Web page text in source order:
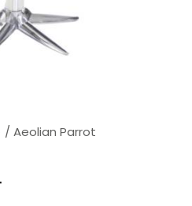
Aeolian Parrot